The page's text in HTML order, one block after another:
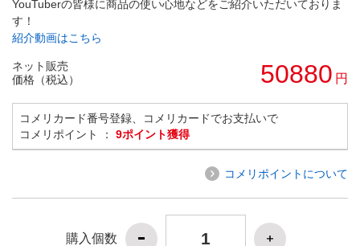
YouTuberの皆様に商品の使い心地などをご紹介いただいておりま
す！
紹介動画はこちら
ネット販売
価格（税込）
50880 円
コメリカード番号登録、コメリカードでお支払いで
コメリポイント ： 9ポイント獲得
コメリポイントについて
購入個数